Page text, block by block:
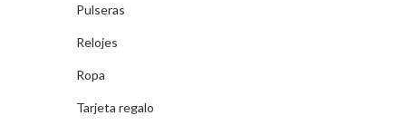
Pulseras
Relojes
Ropa
Tarjeta regalo